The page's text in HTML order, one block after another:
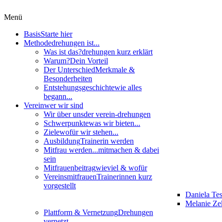
Menü
BasisStarte hier
Methodedrehungen ist...
Was ist das?drehungen kurz erklärt
Warum?Dein Vorteil
Der UnterschiedMerkmale &
Besonderheiten
Entstehungsgeschichtewie alles
begann...
Vereinwer wir sind
Wir über unsder verein-drehungen
Schwerpunktewas wir bieten...
Zielewofür wir stehen...
AusbildungTrainerin werden
Mitfrau werden...mitmachen & dabei
sein
Mitfrauenbeitragwieviel & wofür
VereinsmitfrauenTrainerinnen kurz
vorgestellt
Daniela
Melanie
Plattform & VernetzungDrehungen